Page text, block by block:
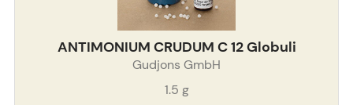
ANTIMONIUM CRUDUM C 12 Globuli
Gudjons GmbH
1.5 g